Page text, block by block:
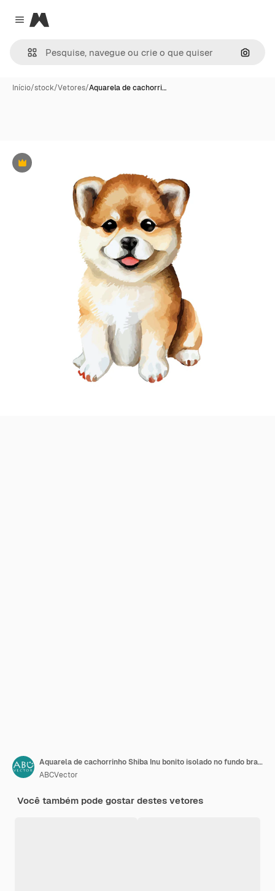
Close menu
Magnific
Início/stock/Vetores/Aquarela de cachorri…
Premium
Aquarela de cachorrinho Shiba Inu bonito isolado no fundo branco Animal de cachorro adorável desenho design gráfico Ilustração em vetor retrato de animal de estimação
ABCVector
Você também pode gostar destes vetores